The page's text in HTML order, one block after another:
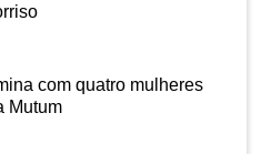
com quatro mulheres
Mutum